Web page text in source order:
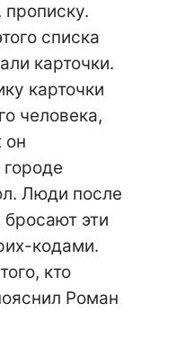
списка
карточки.
карточки
человека,
он
Люди после
бросают эти
кодами.
кто
Роман